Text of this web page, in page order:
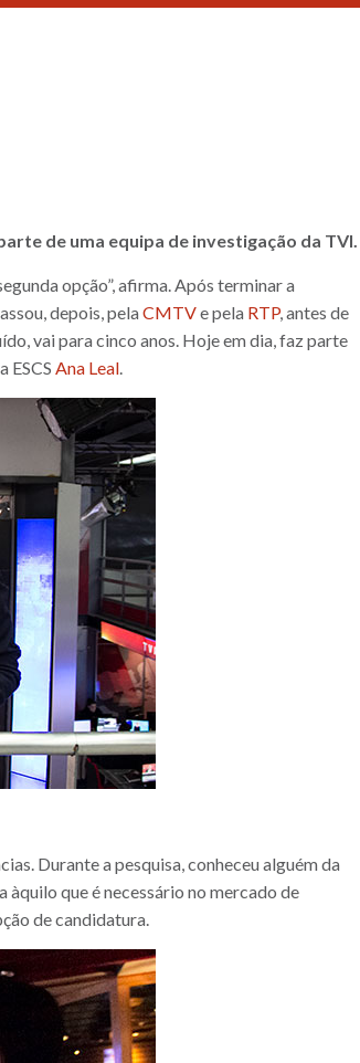
de uma equipa de investigação da TVI.
opção”, afirma. Após terminar a
depois, pelaCMTVe pela RTP, antes de
vai para cinco anos. Hoje em dia, faz parte
ESCS Ana Leal
Durante a pesquisa, conheceu alguém da
àquilo que é necessário no mercado de
de candidatura.